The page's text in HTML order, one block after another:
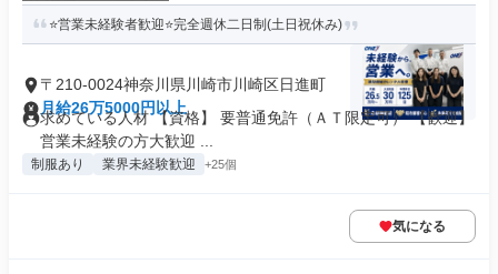
⭐営業未経験者歓迎⭐完全週休二日制(土日祝休み)
〒210-0024神奈川県川崎市川崎区日進町
月給26万5000円以上
求めている人材 【資格】 要普通免許（ＡＴ限定可） 【歓迎】
営業未経験の方大歓迎 ...
制服あり 業界未経験歓迎 +25個
気になる